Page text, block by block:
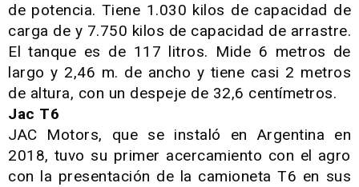
de potencia. Tiene 1.030 kilos de capacidad de
carga de y 7.750 kilos de capacidad de arrastre.
El tanque es de 117 litros. Mide 6 metros de
largo y 2,46 m. de ancho y tiene casi 2 metros
de altura, con un despeje de 32,6 centímetros.
Jac T6
JAC Motors, que se instaló en Argentina en
2018, tuvo su primer acercamiento con el agro
con la presentación de la camioneta T6 en sus